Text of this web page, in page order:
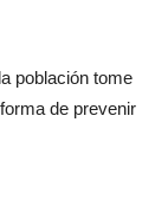
población tome
de prevenir